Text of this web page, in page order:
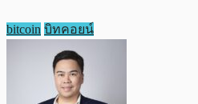
bitcoin บิทคอยน์